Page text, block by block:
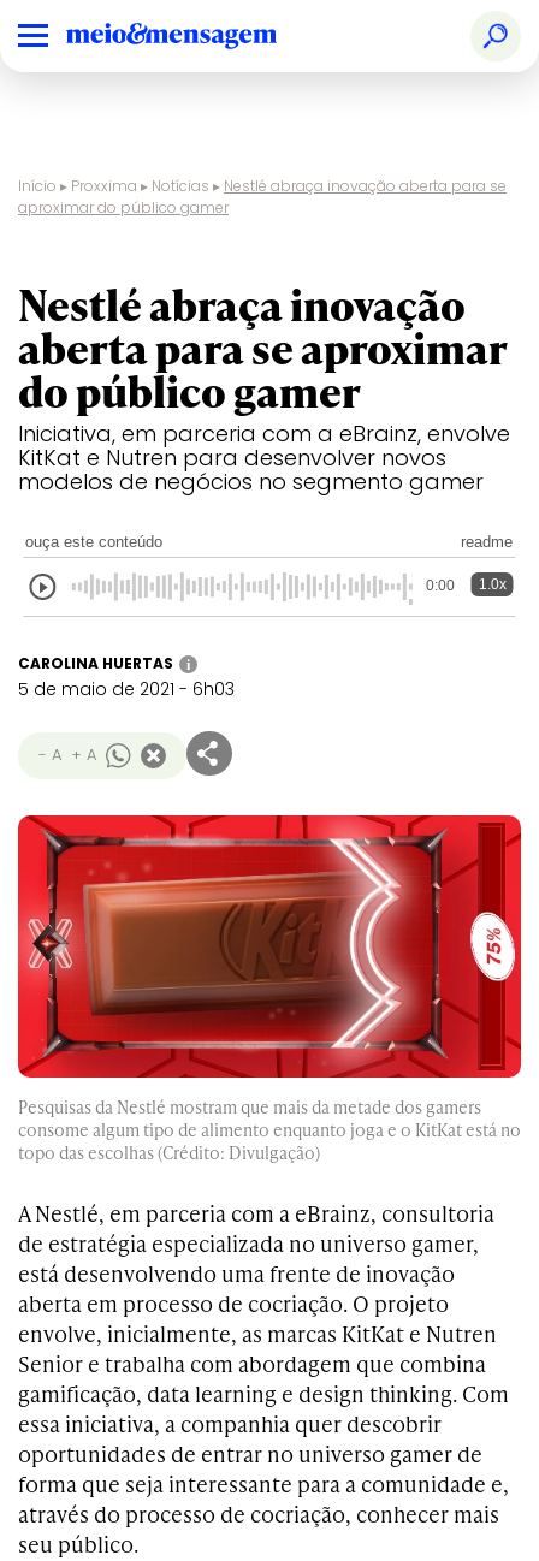
Início ▸ Proxxima ▸ Notícias ▸ Nestlé abraça inovação aberta para se
aproximar do público gamer
Nestlé abraça inovação
aberta para se aproximar
do público gamer
Iniciativa, em parceria com a eBrainz, envolve
KitKat e Nutren para desenvolver novos
modelos de negócios no segmento gamer
ouça este conteúdo readme
0:00 1.0x
CAROLINA HUERTAS i
5 de maio de 2021 - 6h03
- A + A
Pesquisas da Nestlé mostram que mais da metade dos gamers
consome algum tipo de alimento enquanto joga e o KitKat está no
topo das escolhas (Crédito: Divulgação)
A Nestlé, em parceria com a eBrainz, consultoria
de estratégia especializada no universo gamer,
está desenvolvendo uma frente de inovação
aberta em processo de cocriação. O projeto
envolve, inicialmente, as marcas KitKat e Nutren
Senior e trabalha com abordagem que combina
gamificação, data learning e design thinking. Com
essa iniciativa, a companhia quer descobrir
oportunidades de entrar no universo gamer de
forma que seja interessante para a comunidade e,
através do processo de cocriação, conhecer mais
seu público.